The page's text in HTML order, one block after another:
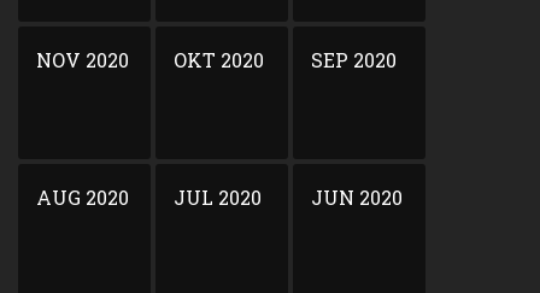
NOV 2020 OKT 2020 SEP 2020
AUG 2020 JUL 2020 JUN 2020